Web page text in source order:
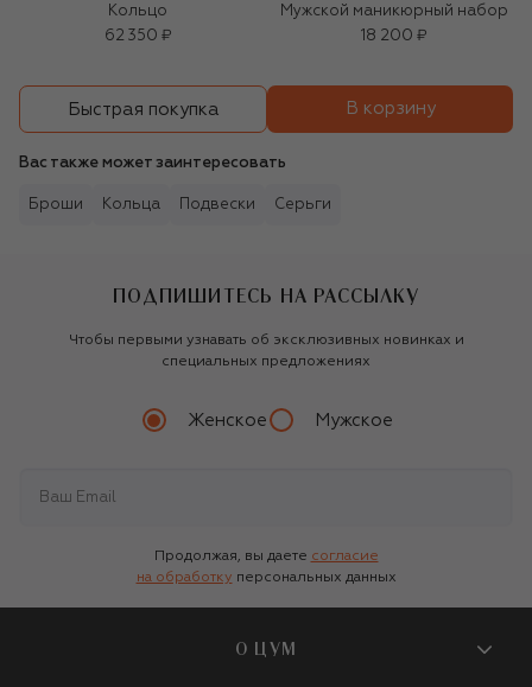
Кольцо
62 350 ₽
Мужской маникюрный набор
18 200 ₽
Быстрая покупка В корзину
Вас также может заинтересовать
Броши Кольца Подвески Серьги
ПОДПИШИТЕСЬ НА РАССЫЛКУ
Чтобы первыми узнавать об эксклюзивных новинках и
специальных предложениях
Женское Мужское
Продолжая, вы даете согласие
на обработку персональных данных
О ЦУМ